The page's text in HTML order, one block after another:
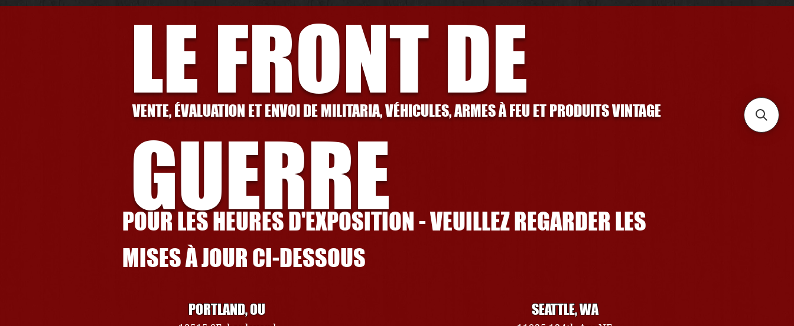
LE FRONT DE
GUERRE
VENTE, ÉVALUATION ET ENVOI DE MILITARIA, VÉHICULES, ARMES À FEU ET PRODUITS VINTAGE
POUR LES HEURES D'EXPOSITION - VEUILLEZ REGARDER LES
MISES À JOUR CI-DESSOUS
PORTLAND, OU SEATTLE, WA